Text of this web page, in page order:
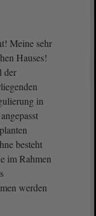
Meine sehr
Hauses!
der
in
besteht
im Rahmen
werden